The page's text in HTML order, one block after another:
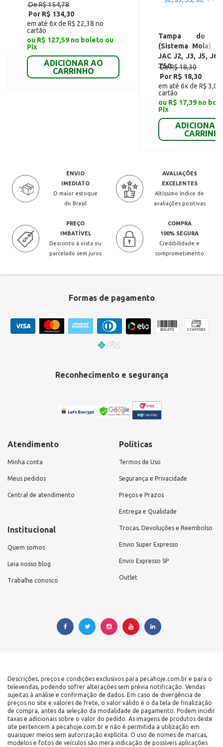
De R$ 154,78
Por R$ 134,30
em até 6x de R$ 22,38 no
cartão
ou R$ 127,59 no boleto ou
Pix
ADICIONAR AO
CARRINHO
Tampa do
(Sistema Mola)
JAC J2, J3, J5, J6,
T50
De R$ 18,30
Por R$ 18,30
em até 6x de R$
cartão
ou R$ 17,39 no
Pix
ADICIONAR
ENVIO
IMEDIATO
O maior estoque
do Brasil
AVALIAÇÕES
EXCELENTES
Altíssimo índice de
avaliações positivas
PREÇO
IMBATÍVEL
Desconto à vista ou
parcelado sem juros
COMPRA
100% SEGURA
Credibilidade e
comprometimento
Formas de pagamento
Reconhecimento e segurança
Atendimento
Minha conta
Meus pedidos
Central de atendimento
Institucional
Quem somos
Leia nosso blog
Trabalhe conosco
Políticas
Termos de Uso
Segurança e Privacidade
Preços e Prazos
Entrega e Qualidade
Trocas, Devoluções e Reembolso
Envio Super Expresso
Envio Expresso SP
Outlet
Descrições, preços e condições exclusivos para pecahoje.com.br e para o
televendas, podendo sofrer alterações sem prévia notificação. Vendas
sujeitas à análise e confirmação de dados. Em caso de divergência de
preços no site e valores de frete, o valor válido é o da tela de finalização
de compra, antes da seleção da modalidade de pagamento. Podem incidir
taxas e adicionais sobre o valor do pedido. As imagens de produtos deste
site pertencem a pecahoje.com.br e não é permitida a utilização em
quaisquer meios sem autorização explícita. O uso de nomes de marcas,
modelos e fotos de veículos são mera indicação de possíveis aplicações